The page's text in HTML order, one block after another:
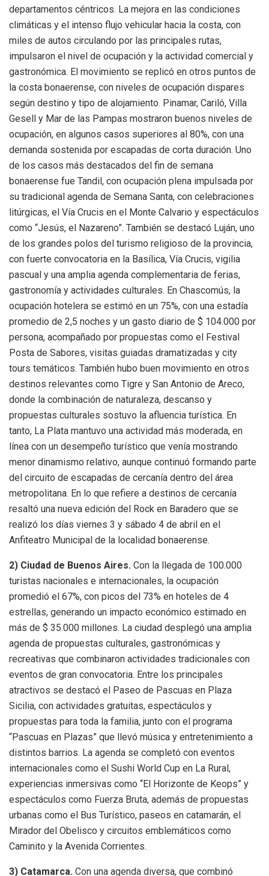
departamentos céntricos. La mejora en las condiciones
climáticas y el intenso flujo vehicular hacia la costa, con
miles de autos circulando por las principales rutas,
impulsaron el nivel de ocupación y la actividad comercial y
gastronómica. El movimiento se replicó en otros puntos de
la costa bonaerense, con niveles de ocupación dispares
según destino y tipo de alojamiento. Pinamar, Cariló, Villa
Gesell y Mar de las Pampas mostraron buenos niveles de
ocupación, en algunos casos superiores al 80%, con una
demanda sostenida por escapadas de corta duración. Uno
de los casos más destacados del fin de semana
bonaerense fue Tandil, con ocupación plena impulsada por
su tradicional agenda de Semana Santa, con celebraciones
litúrgicas, el Vía Crucis en el Monte Calvario y espectáculos
como “Jesús, el Nazareno”. También se destacó Luján, uno
de los grandes polos del turismo religioso de la provincia,
con fuerte convocatoria en la Basílica, Vía Crucis, vigilia
pascual y una amplia agenda complementaria de ferias,
gastronomía y actividades culturales. En Chascomús, la
ocupación hotelera se estimó en un 75%, con una estadía
promedio de 2,5 noches y un gasto diario de $ 104.000 por
persona, acompañado por propuestas como el Festival
Posta de Sabores, visitas guiadas dramatizadas y city
tours temáticos. También hubo buen movimiento en otros
destinos relevantes como Tigre y San Antonio de Areco,
donde la combinación de naturaleza, descanso y
propuestas culturales sostuvo la afluencia turística. En
tanto, La Plata mantuvo una actividad más moderada, en
línea con un desempeño turístico que venía mostrando
menor dinamismo relativo, aunque continuó formando parte
del circuito de escapadas de cercanía dentro del área
metropolitana. En lo que refiere a destinos de cercanía
resaltó una nueva edición del Rock en Baradero que se
realizó los días viernes 3 y sábado 4 de abril en el
Anfiteatro Municipal de la localidad bonaerense.
2) Ciudad de Buenos Aires. Con la llegada de 100.000
turistas nacionales e internacionales, la ocupación
promedió el 67%, con picos del 73% en hoteles de 4
estrellas, generando un impacto económico estimado en
más de $ 35.000 millones. La ciudad desplegó una amplia
agenda de propuestas culturales, gastronómicas y
recreativas que combinaron actividades tradicionales con
eventos de gran convocatoria. Entre los principales
atractivos se destacó el Paseo de Pascuas en Plaza
Sicilia, con actividades gratuitas, espectáculos y
propuestas para toda la familia, junto con el programa
“Pascuas en Plazas” que llevó música y entretenimiento a
distintos barrios. La agenda se completó con eventos
internacionales como el Sushi World Cup en La Rural,
experiencias inmersivas como “El Horizonte de Keops” y
espectáculos como Fuerza Bruta, además de propuestas
urbanas como el Bus Turístico, paseos en catamarán, el
Mirador del Obelisco y circuitos emblemáticos como
Caminito y la Avenida Corrientes.
3) Catamarca. Con una agenda diversa, que combinó